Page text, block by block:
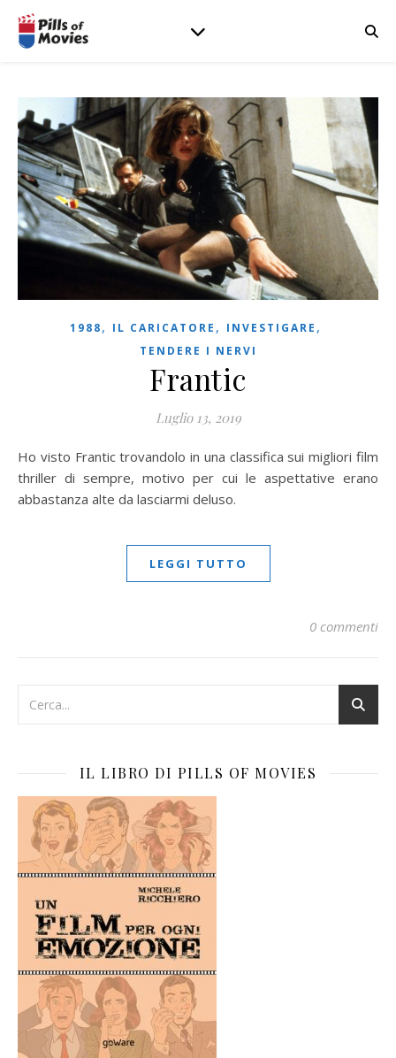
1988, IL CARICATORE , INVESTIGARE ,
TENDERE I NERVI
Frantic
Luglio 13, 2019
Ho visto Frantic trovandolo in una classifica sui migliori film
thriller di sempre, motivo per cui le aspettative erano
abbastanza alte da lasciarmi deluso.
LEGGI TUTTO
0 commenti
IL LIBRO DI PILLS OF MOVIES